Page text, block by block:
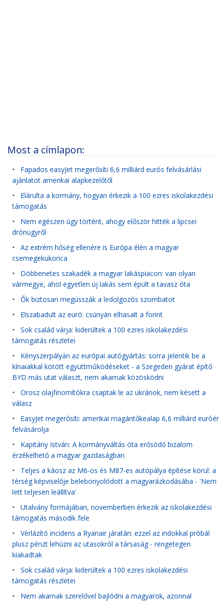
Most a címlapon:
• Fapados easyJet megerősíti 6,6 milliárd eurós felvásárlási
ajánlatot amerikai alapkezelőtől
• Elárulta a kormány, hogyan érkezik a 100 ezres iskolakezdési
támogatás
• Nem egészen úgy történt, ahogy először hitték a lipcsei
drónügyről
• Az extrém hőség ellenére is Európa élén a magyar
csemegekukorica
• Döbbenetes szakadék a magyar lakáspiacon: van olyan
vármegye, ahol egyetlen új lakás sem épült a tavasz óta
• Ők biztosan megússzák a ledolgozós szombatot
• Elszabadult az euró: csúnyán elhasalt a forint
• Sok család várja: kiderültek a 100 ezres iskolakezdési
támogatás részletei
• Kényszerpályán az európai autógyártás: sorra jelentik be a
kínaiakkal kötött együttműködéseket - a Szegeden gyárat építő
BYD más utat választ, nem akarnak közösködni
• Orosz olajfinomítókra csaptak le az ukránok, nem késett a
válasz
• EasyJet megerősíti: amerikai magántőkealap 6,6 milliárd
felvásárolja
• Kapitány István: A kormányváltás óta erősödő bizalom
érzékelhető a magyar gazdaságban
• Teljes a káosz az M6-os és M87-es autópálya építése körül: a
térség képviselője belebonyolódott a magyarázkodásába - 'Nem
lett teljesen leállítva'
• Utalvány formájában, novemberben érkezik az iskolakezdési
támogatás második fele
• Vérlázító incidens a Ryanair járatán: ezzel az indokkal próbál
plusz pénzt lehúzni az utasokról a társaság - rengetegen
kiakadtak
• Sok család várja: kiderültek a 100 ezres iskolakezdési
támogatás részletei
• Nem akarnak szerelővel bajlódni a magyarok, azonnal